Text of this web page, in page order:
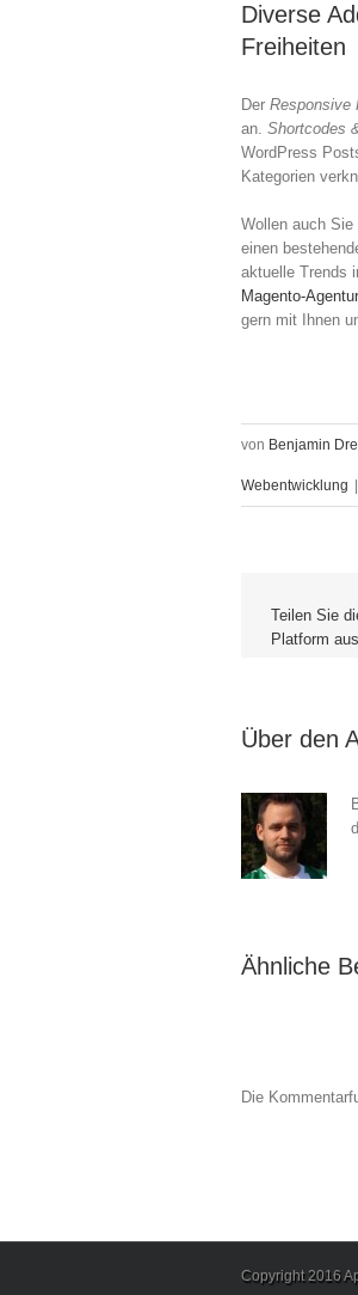
Diverse
Freiheiten
Der Responsive
an. Shortcodes
WordPress
Kategorien
Wollen auch
einen
aktuelle Trends
Magento-
gern mit Ihnen
von Benjamin
Webentwicklung
Teilen Sie
Platform
Über den
Ähnliche
Die
Copyright 2016